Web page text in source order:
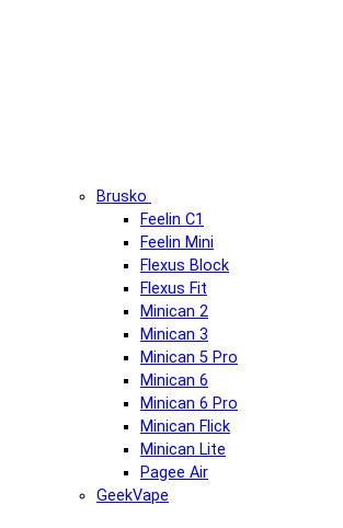
Brusko
Feelin C1
Feelin Mini
Flexus Block
Flexus Fit
Minican 2
Minican 3
Minican 5 Pro
Minican 6
Minican 6 Pro
Minican Flick
Minican Lite
Pagee Air
GeekVape